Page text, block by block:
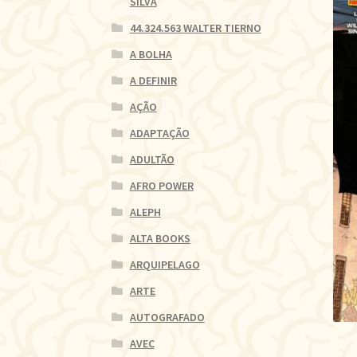
44.324.563 WALTER TIERNO
A BOLHA
A DEFINIR
AÇÃO
ADAPTAÇÃO
ADULTÃO
AFRO POWER
ALEPH
ALTA BOOKS
ARQUIPELAGO
ARTE
AUTOGRAFADO
AVEC